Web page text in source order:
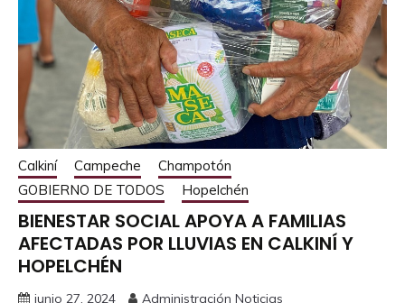
Calkiní Campeche
Champotón
GOBIERNO DE TODOS
Hopelchén
BIENESTAR SOCIAL APOYA A FAMILIAS
AFECTADAS POR LLUVIAS EN CALKINÍ Y
HOPELCHÉN
junio 27, 2024 Administración Noticias